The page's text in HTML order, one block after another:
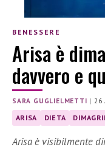
BENESSERE
Arisa è
davvero e
SARA GUGLIELMETTI | 26
ARISA DIETA
Arisa è visibilmente